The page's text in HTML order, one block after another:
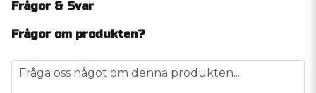
Frågor & Svar
Frågor om produkten?
question
Fråga oss något om denna produkten...